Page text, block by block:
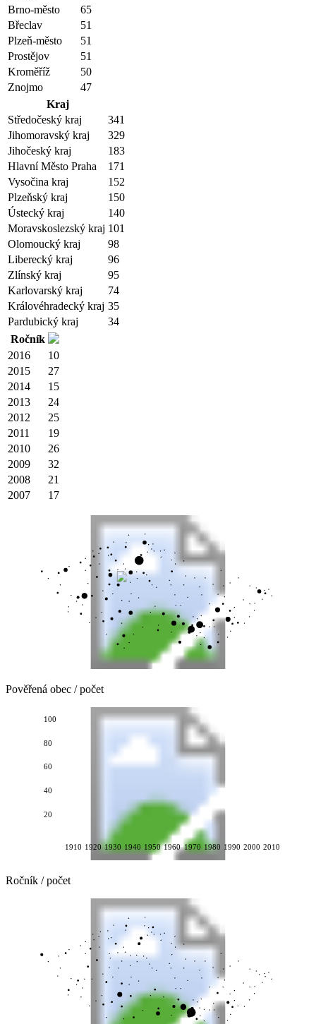
Brno-město
65
Břeclav
51
Plzeň-město
51
Prostějov
51
Kroměříž
50
Znojmo
47
Kraj
Středočeský kraj
341
Jihomoravský kraj
329
Jihočeský kraj
183
Hlavní Město Praha
171
Vysočina kraj
152
Plzeňský kraj
150
Ústecký kraj
140
Moravskoslezský kraj 101
Olomoucký kraj
98
Liberecký kraj
96
Zlínský kraj
95
Karlovarský kraj
74
Královéhradecký kraj 35
Pardubický kraj
34
Ročník
2016
10
2015
27
2014
15
2013
24
2012
25
2011
19
2010
26
2009
32
2008
21
2007
17
Pověřená obec / počet
1910 1920 1930 1940 1950 1960 1970 1980 1990 2000 2010
20
40
60
80
100
Ročník / počet